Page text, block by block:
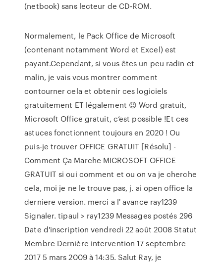
(netbook) sans lecteur de CD-ROM.
Normalement, le Pack Office de Microsoft
(contenant notamment Word et Excel) est
payant.Cependant, si vous êtes un peu radin et
malin, je vais vous montrer comment
contourner cela et obtenir ces logiciels
gratuitement ET légalement 😉 Word gratuit,
Microsoft Office gratuit, c’est possible !Et ces
astuces fonctionnent toujours en 2020 ! Ou
puis-je trouver OFFICE GRATUIT [Résolu] -
Comment Ça Marche MICROSOFT OFFICE
GRATUIT si oui comment et ou on va je cherche
cela, moi je ne le trouve pas, j. ai open office la
derniere version. merci a l' avance ray1239
Signaler. tipaul > ray1239 Messages postés 296
Date d'inscription vendredi 22 août 2008 Statut
Membre Dernière intervention 17 septembre
2017 5 mars 2009 à 14:35. Salut Ray, je